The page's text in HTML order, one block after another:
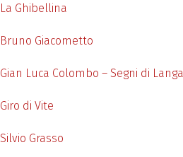
La Ghibellina
Bruno Giacometto
Gian Luca Colombo – Segni di Langa
Giro di Vite
Silvio Grasso